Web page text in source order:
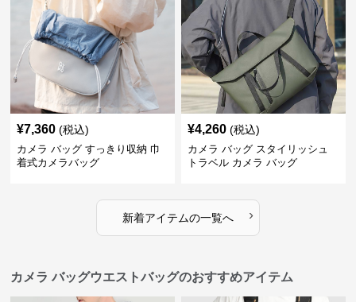
¥7,360 (税込)
カメラ バッグ すっきり収納 巾
着式カメラバッグ
¥4,260 (税込)
カメラ バッグ スタイリッシュ
トラベル カメラ バッグ
新着アイテムの一覧へ ›
カメラ バッグウエストバッグのおすすめアイテム